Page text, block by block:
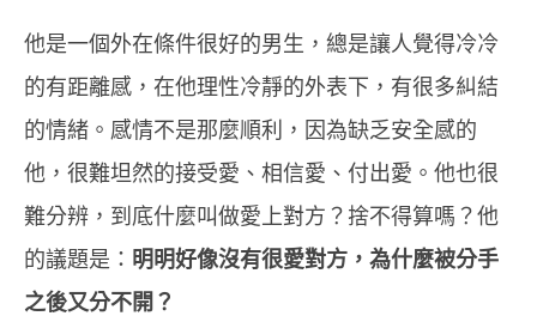
他是一個外在條件很好的男生，總是讓人覺得冷冷
的有距離感，在他理性冷靜的外表下，有很多糾結
的情緒。感情不是那麼順利，因為缺乏安全感的
他，很難坦然的接受愛、相信愛、付出愛。他也很
難分辨，到底什麼叫做愛上對方？捨不得算嗎？他
的議題是： 明明好像沒有很愛對方，為什麼被分手
之後又分不開？